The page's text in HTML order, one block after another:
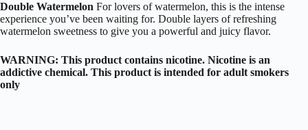
Double Watermelon For lovers of watermelon, this is the intense
experience you’ve been waiting for. Double layers of refreshing
watermelon sweetness to give you a powerful and juicy flavor.
WARNING: This product contains nicotine. Nicotine is an
addictive chemical. This product is intended for adult smokers
only